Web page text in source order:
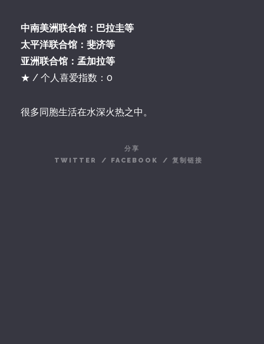
中南美洲联合馆：巴拉圭等
太平洋联合馆：斐济等
亚洲联合馆：孟加拉等
★ / 个人喜爱指数：0
很多同胞生活在水深火热之中。
分享
TWITTER
/ FACEBOOK / 复制链接